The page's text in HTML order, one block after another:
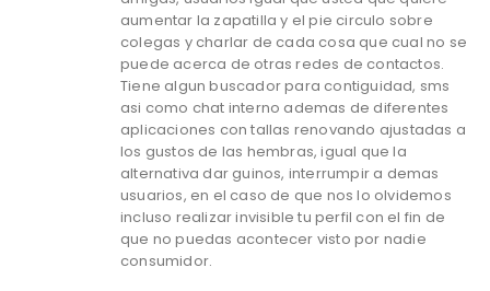
aumentar la zapatilla y el pie circulo sobre
colegas y charlar de cada cosa que cual no se
puede acerca de otras redes de contactos.
Tiene algun buscador para contiguidad, sms
asi­ como chat interno ademas de diferentes
aplicaciones con tallas renovando ajustadas a
los gustos de las hembras, igual que la
alternativa dar guinos, interrumpir a demas
usuarios, en el caso de que nos lo olvidemos
incluso realizar invisible tu perfil con el fin de
que no puedas acontecer visto por nadie
consumidor.